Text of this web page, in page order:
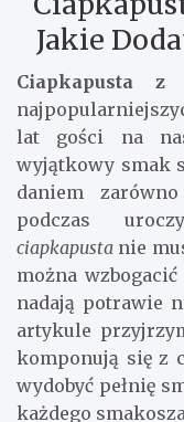
Jakie
Ciapkapusta z
lat gości na
wyjątkowy smak
daniem
podczas
ciapkapusta nie
można
nadają potrawie
artykule
komponują się z
wydobyć pełnię
każdego